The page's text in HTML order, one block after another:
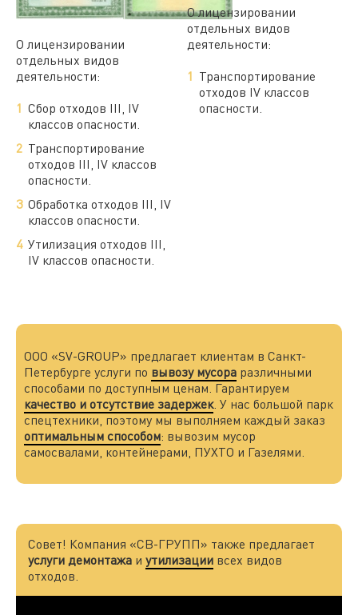
О лицензировании
отдельных видов
деятельности:
Сбор отходов III, IV
классов опасности.
Транспортирование
отходов III, IV классов
опасности.
Обработка отходов III, IV
классов опасности.
Утилизация отходов III,
IV классов опасности.
О лицензировании
отдельных видов
деятельности:
Транспортирование
отходов IV классов
опасности.
ООО «SV-GROUP» предлагает клиентам в Санкт-
Петербурге услуги по вывозу мусора различными
способами по доступным ценам. Гарантируем
качество и отсутствие задержек. У нас большой парк
спецтехники, поэтому мы выполняем каждый заказ
оптимальным способом: вывозим мусор
самосвалами, контейнерами, ПУХТО и Газелями.
Совет! Компания «СВ-ГРУПП» также предлагает
услуги демонтажа и утилизации всех видов
отходов.